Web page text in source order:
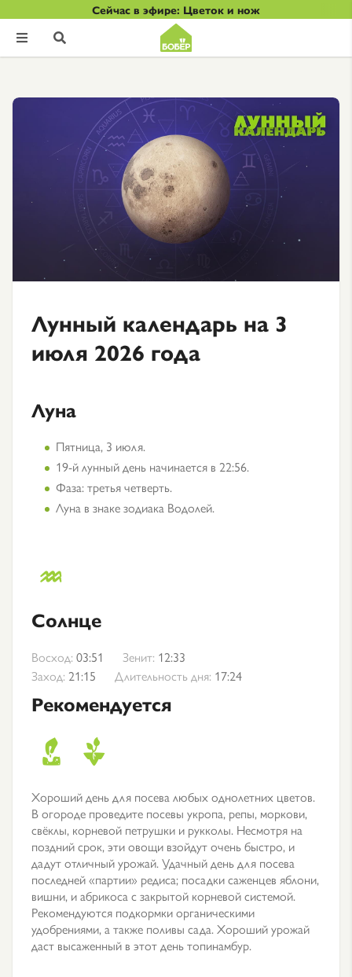
Сейчас в эфире: Цветок и нож
 
Лунный календарь на 3
июля 2026 года
Луна
Пятница, 3 июля.
19-й лунный день начинается в 22:56.
Фаза: третья четверть.
Луна в знаке зодиака Водолей.
Солнце
Восход: 03:51 Зенит: 12:33
Заход: 21:15 Длительность дня: 17:24
Рекомендуется
Хороший день для посева любых однолетних цветов.
В огороде проведите посевы укропа, репы, моркови,
свёклы, корневой петрушки и рукколы. Несмотря на
поздний срок, эти овощи взойдут очень быстро, и
дадут отличный урожай. Удачный день для посева
последней «партии» редиса; посадки саженцев яблони,
вишни, и абрикоса с закрытой корневой системой.
Рекомендуются подкормки органическими
удобрениями, а также поливы сада. Хороший урожай
даст высаженный в этот день топинамбур.